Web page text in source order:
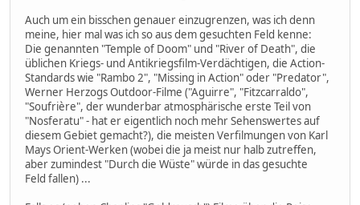
Auch um ein bisschen genauer einzugrenzen, was ich denn
meine, hier mal was ich so aus dem gesuchten Feld kenne:
Die genannten "Temple of Doom" und "River of Death", die
üblichen Kriegs- und Antikriegsfilm-Verdächtigen, die Action-
Standards wie "Rambo 2", "Missing in Action" oder "Predator",
Werner Herzogs Outdoor-Filme ("Aguirre", "Fitzcarraldo",
"Soufrière", der wunderbar atmosphärische erste Teil von
"Nosferatu" - hat er eigentlich noch mehr Sehenswertes auf
diesem Gebiet gemacht?), die meisten Verfilmungen von Karl
Mays Orient-Werken (wobei die ja meist nur halb zutreffen,
aber zumindest "Durch die Wüste" würde in das gesuchte
Feld fallen) ...